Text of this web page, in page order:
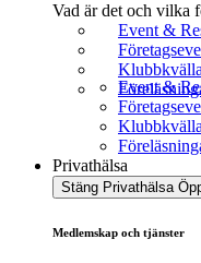
Vad är det och vilka
Event &
Event &
Privathälsa
Stäng Privathälsa
Medlemskap och tjänster